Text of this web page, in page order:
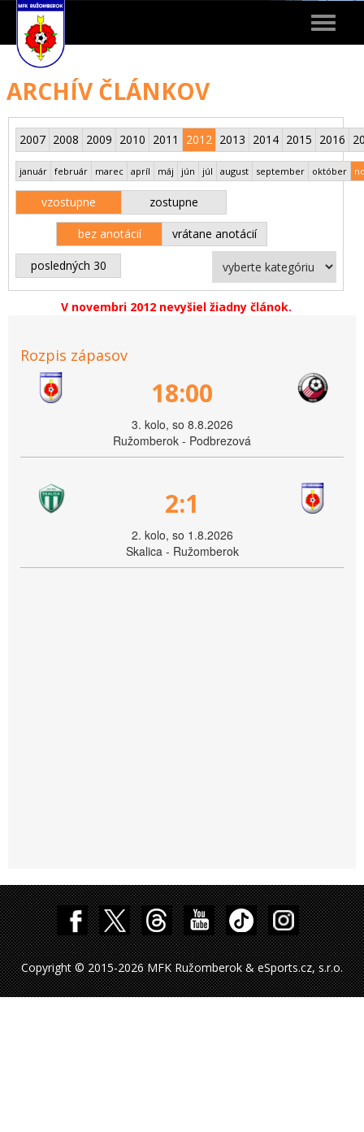
Toggle
ARCHÍV ČLÁNKOV
2007 2008 2009 2010 2011 2012 2013 2014 2015 2016
január február marec apríl máj jún júl august september október
vzostupne zostupne
bez anotácií vrátane anotácií
posledných 30
V novembri 2012 nevyšiel žiadny článok.
Rozpis zápasov
18:00
3. kolo, so 8.8.2026
Ružomberok - Podbrezová
2:1
2. kolo, so 1.8.2026
Skalica - Ružomberok
Copyright © 2015-2026 MFK Ružomberok & eSports.cz, s.r.o.